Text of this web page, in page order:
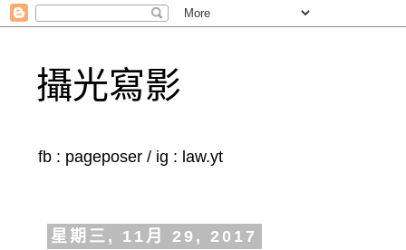
攝光寫影
fb : pageposer / ig : law.yt
星期三, 11月 29, 2017